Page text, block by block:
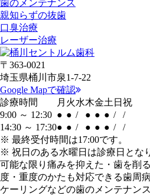
歯のメンテナンス
親知らずの抜歯
口臭治療
レーザー治療
〒363-0021
埼玉県桶川市泉1-7-22
Google Mapで確認
診療時間
月 火水木金土 日 祝
9:00 ～ 12:30 ● ● / ● ● ● /
/
14:30 ～ 17:30● ● / ● ● ● /
/
※ 最終受付時間は17:00です。
※ 祝日のある水曜日は診療日とな
可能な限り痛みを抑えた・歯を削
度・重度のかたも対応できる歯周
ケーリングなどの歯のメンテナン